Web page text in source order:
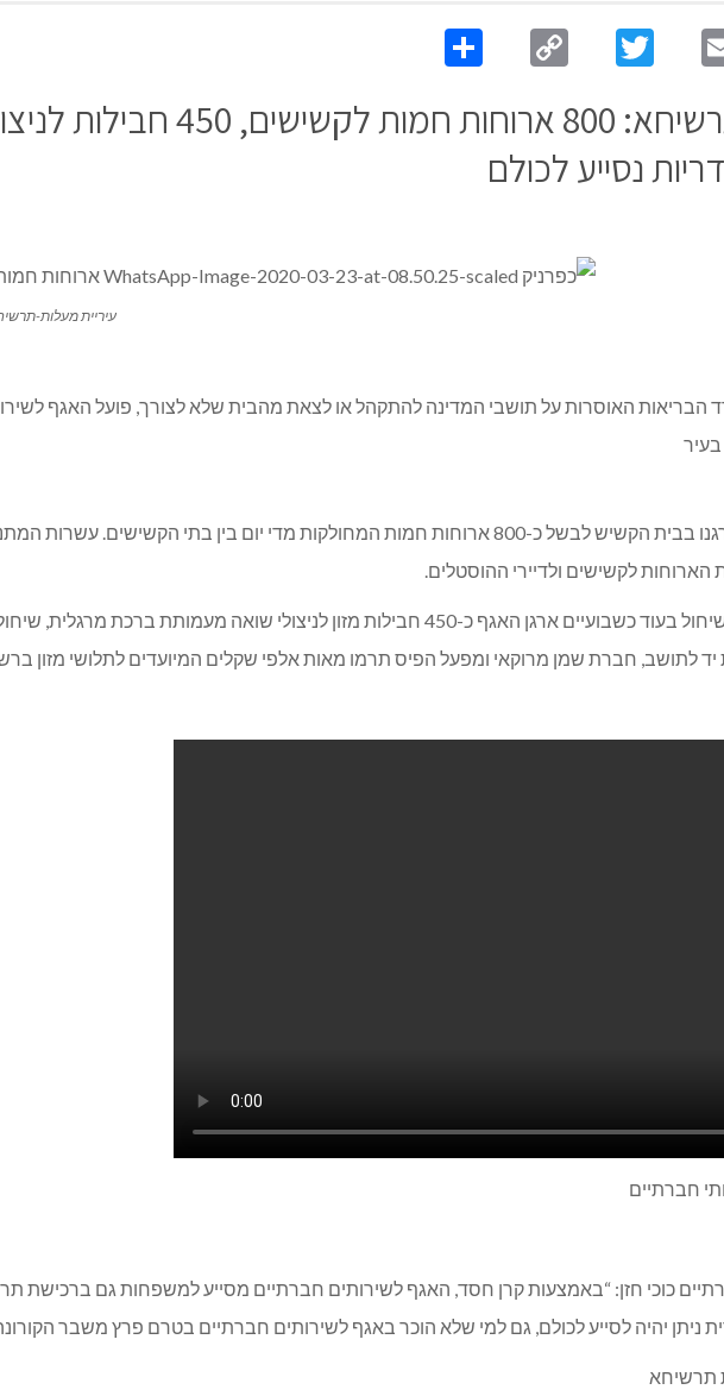
Email
Twitter
Copy
עיריית מעלות-תרשיחא: 800
נסייע לכולם
עיריית מעלות-
הבריאות האוסרות על תושבי המדינה להתקהל או לצאת מהבית שלא לצורך, פועל האגף
בעיר
מיד עם צאת ההנחיות התארגנו בבית הקשיש לבשל כ-800 ארוחות חמות המחולקות מדי יום
לקשישים ולדיירי ההוסטלים.
במקביל, לקראת חג הפסח שיחול בעוד כשבועיים ארגן האגף כ-450 חבילות מזון
לתושב, חברת שמן מרוקאי ומפעל הפיס תרמו מאות אלפי שקלים המיועדים לתלושי מזון
חברתיים
כוכי חזן: “באמצעות קרן חסד, האגף לשירותים חברתיים מסייע למשפחות גם ברכישת
ניתן יהיה לסייע לכולם, גם למי שלא הוכר באגף לשירותים חברתיים בטרם פרץ משבר
תרשיחא